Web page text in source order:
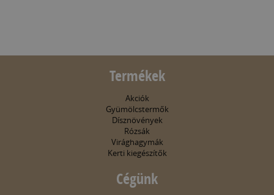
Termékek
Akciók
Gyümölcstermők
Dísznövények
Rózsák
Virághagymák
Kerti kiegészítők
Cégünk